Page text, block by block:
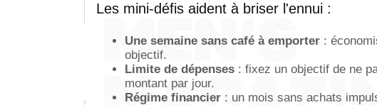
Les mini-défis aident à briser l'ennui :
Une semaine sans café à emporter :
objectif.
Limite de dépenses : fixez un objectif de ne
montant par jour.
Régime financier : un mois sans achats